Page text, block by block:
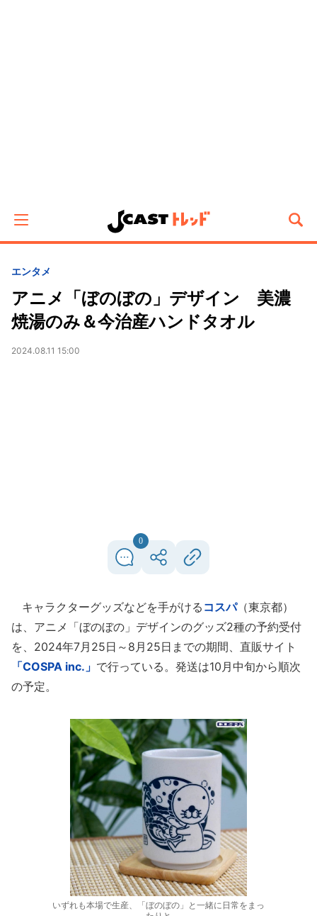
エンタメ
アニメ「ぼのぼの」デザイン 美濃
焼湯のみ＆今治産ハンドタオル
2024.08.11 15:00
0
キャラクターグッズなどを手がける コスパ（東京都）
は、アニメ「ぼのぼの」デザインのグッズ2種の予約受付
を、2024年7月25日～8月25日までの期間、直販サイト
「COSPA inc.」 で行っている。発送は10月中旬から順次
の予定。
いずれも本場で生産、「ぼのぼの」と一緒に日常をまっ